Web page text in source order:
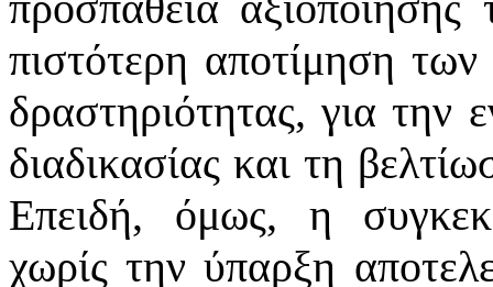
πιστότερη αποτίμηση
δραστηριότητας, για την
διαδικασίας και τη
Επειδή, όμως, η
χωρίς την ύπαρξη